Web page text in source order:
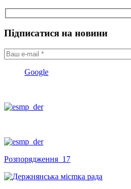
Підписатися на новини
Google
Розпорядження_17